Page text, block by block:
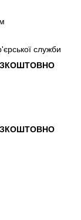
служби